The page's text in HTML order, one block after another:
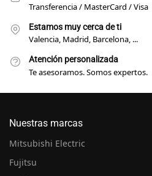
Transferencia / MasterCard / Visa
Estamos muy cerca de ti
Valencia, Madrid, Barcelona, ...
Atención personalizada
Te asesoramos. Somos expertos.
Nuestras marcas
Mitsubishi Electric
Fujitsu